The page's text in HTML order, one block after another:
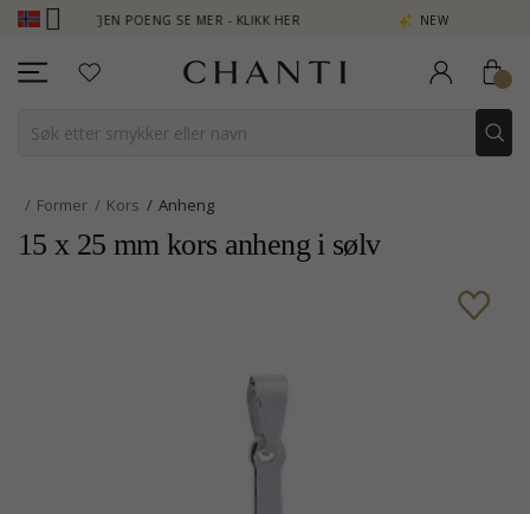
- TJEN POENG SE MER - KLIKK HER NEW COLLECTION | AURA
Former Kors Anheng
15 x 25 mm kors anheng i sølv